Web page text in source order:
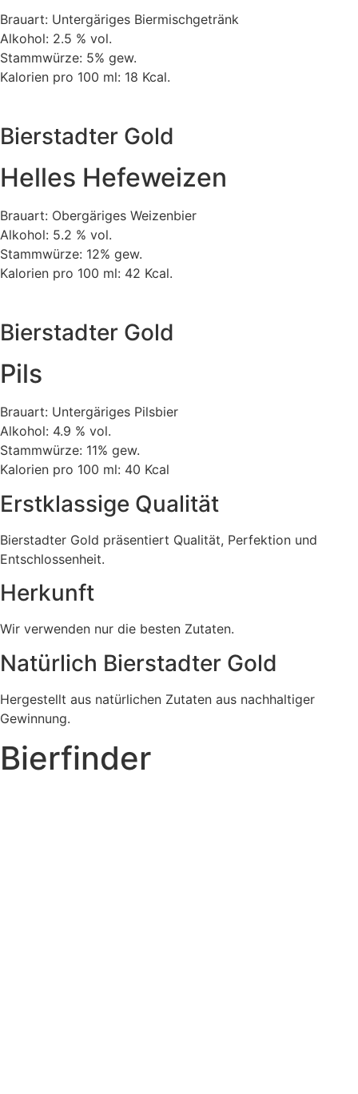
Brauart: Untergäriges Biermischgetränk
Alkohol: 2.5 % vol.
Stammwürze: 5% gew.
Kalorien pro 100 ml: 18 Kcal.
Bierstadter Gold
Helles Hefeweizen
Brauart: Obergäriges Weizenbier
Alkohol: 5.2 % vol.
Stammwürze: 12% gew.
Kalorien pro 100 ml: 42 Kcal.
Bierstadter Gold
Pils
Brauart: Untergäriges Pilsbier
Alkohol: 4.9 % vol.
Stammwürze: 11% gew.
Kalorien pro 100 ml: 40 Kcal
Erstklassige Qualität
Bierstadter Gold präsentiert Qualität, Perfektion und
Entschlossenheit.
Herkunft
Wir verwenden nur die besten Zutaten.
Natürlich Bierstadter Gold
Hergestellt aus natürlichen Zutaten aus nachhaltiger
Gewinnung.
Bierfinder